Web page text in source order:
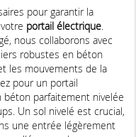
pour garantir la
portail électrique.
nous collaborons avec
robustes en béton
les mouvements de la
pour un portail
parfaitement nivelée
Un sol nivelé est crucial,
une entrée légèrement